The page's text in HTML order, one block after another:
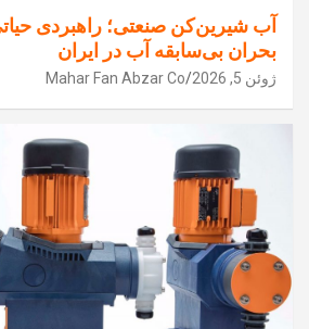
آب شیرین‌کن صنعتی؛ راهبردی
بحران بی‌سابقه آب در ایران
ژوئن 5, 2026 Mahar Fan Abzar Co